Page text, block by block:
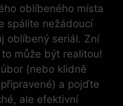
oblíbeného místa
spálíte nežádoucí
oblíbený seriál. Zní
může být realitou!
(nebo klidně
a pojďte
ale efektivní